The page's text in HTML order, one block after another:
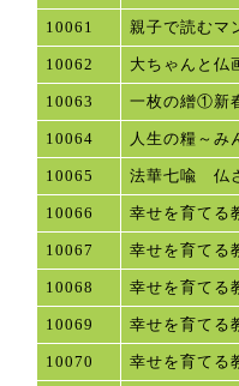
10061 親子で読むマ
10062 大ちゃんと
10063 一枚の繒①新
10064 人生の糧～み
10065 法華七喩 仏
10066 幸せを育てる
10067 幸せを育て
10068 幸せを育て
10069 幸せを育て
10070 幸せを育て